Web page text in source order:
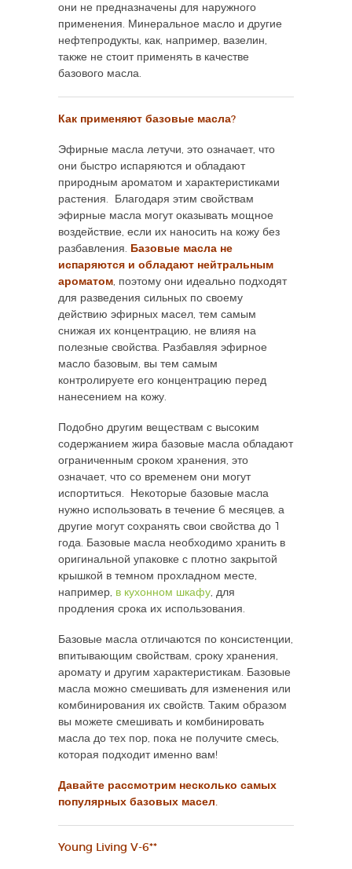
они не предназначены для наружного
применения. Минеральное масло и другие
нефтепродукты, как, например, вазелин,
также не стоит применять в качестве
базового масла.
Как применяют базовые масла?
Эфирные масла летучи, это означает, что
они быстро испаряются и обладают
природным ароматом и характеристиками
растения. Благодаря этим свойствам
эфирные масла могут оказывать мощное
воздействие, если их наносить на кожу без
разбавления.
Базовые масла не
испаряются и обладают нейтральным
ароматом , поэтому они идеально подходят
для разведения сильных по своему
действию эфирных масел, тем самым
снижая их концентрацию, не влияя на
полезные свойства. Разбавляя эфирное
масло базовым, вы тем самым
контролируете его концентрацию перед
нанесением на кожу.
Подобно другим веществам с высоким
содержанием жира базовые масла обладают
ограниченным сроком хранения, это
означает, что со временем они могут
испортиться. Некоторые базовые масла
нужно использовать в течение 6 месяцев, а
другие могут сохранять свои свойства до 1
года. Базовые масла необходимо хранить в
оригинальной упаковке с плотно закрытой
крышкой в темном прохладном месте,
например, в кухонном шкафу , для
продления срока их использования.
Базовые масла отличаются по консистенции,
впитывающим свойствам, сроку хранения,
аромату и другим характеристикам. Базовые
масла можно смешивать для изменения или
комбинирования их свойств. Таким образом
вы можете смешивать и комбинировать
масла до тех пор, пока не получите смесь,
которая подходит именно вам!
Давайте рассмотрим несколько самых
популярных базовых масел.
Young Living V-6**